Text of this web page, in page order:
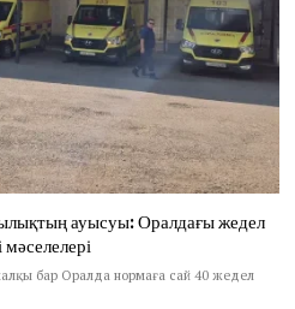
ауысуы: Оралдағы жедел
бар Оралда нормаға сай 40 жедел